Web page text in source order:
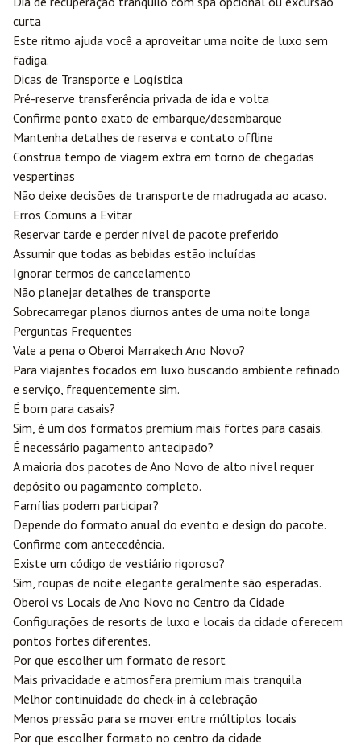
curta
Este ritmo ajuda você a aproveitar uma noite de luxo sem
fadiga.
Dicas de Transporte e Logística
Pré-reserve transferência privada de ida e volta
Confirme ponto exato de embarque/desembarque
Mantenha detalhes de reserva e contato offline
Construa tempo de viagem extra em torno de chegadas
vespertinas
Não deixe decisões de transporte de madrugada ao acaso.
Erros Comuns a Evitar
Reservar tarde e perder nível de pacote preferido
Assumir que todas as bebidas estão incluídas
Ignorar termos de cancelamento
Não planejar detalhes de transporte
Sobrecarregar planos diurnos antes de uma noite longa
Perguntas Frequentes
Vale a pena o Oberoi Marrakech Ano Novo?
Para viajantes focados em luxo buscando ambiente refinado
e serviço, frequentemente sim.
É bom para casais?
Sim, é um dos formatos premium mais fortes para casais.
É necessário pagamento antecipado?
A maioria dos pacotes de Ano Novo de alto nível requer
depósito ou pagamento completo.
Famílias podem participar?
Depende do formato anual do evento e design do pacote.
Confirme com antecedência.
Existe um código de vestiário rigoroso?
Sim, roupas de noite elegante geralmente são esperadas.
Oberoi vs Locais de Ano Novo no Centro da Cidade
Configurações de resorts de luxo e locais da cidade oferecem
pontos fortes diferentes.
Por que escolher um formato de resort
Mais privacidade e atmosfera premium mais tranquila
Melhor continuidade do check-in à celebração
Menos pressão para se mover entre múltiplos locais
Por que escolher formato no centro da cidade